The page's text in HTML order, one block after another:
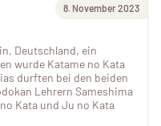
8. November 2023
Deutschland, ein
wurde Katame no Kata
durften bei den beiden
Lehrern Sameshima
Kata und Ju no Kata